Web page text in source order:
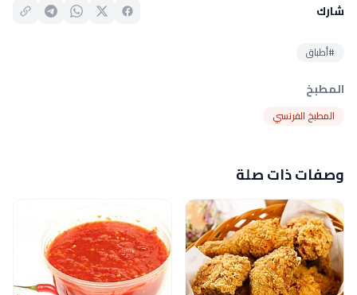
شارك
#أطباق
المطبخ
المطبخ الفرنسي
وصفات ذات صلة